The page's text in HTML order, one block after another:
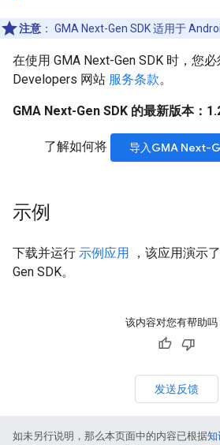
注意 ： GMA Next-Gen SDK适用于
在使用 GMA Next-Gen SDK 时，您
Developers 网站 服务条款。
GMA Next-Gen SDK 的最新版本：
了解如何将 导入GMA Next-
示例
下载并运行 示例应用 ，该应用演示
Gen SDK。
该内容对您有帮助吗
发送反馈
如未另行说明，那么本页面中的内容已根据知